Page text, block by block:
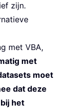
zijn.
met VBA,
met
moet
dat deze
het